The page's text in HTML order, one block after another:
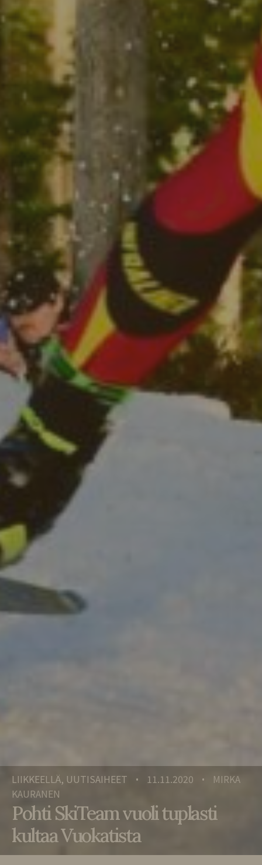
LIIKKEELLÄ, UUTISAIHEET • 11.11.2020 •
MIRKA
KAURANEN
Pohti SkiTeam vuoli tuplasti
kultaa Vuokatista